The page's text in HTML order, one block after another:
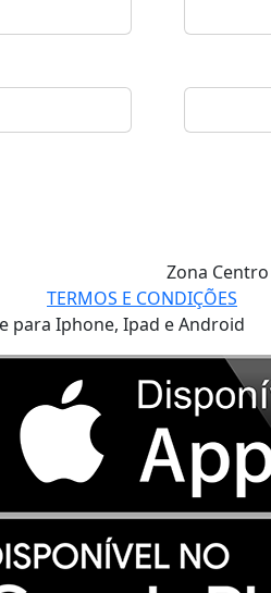
Zona
TERMOS E CONDIÇÕES
para Iphone, Ipad e Android